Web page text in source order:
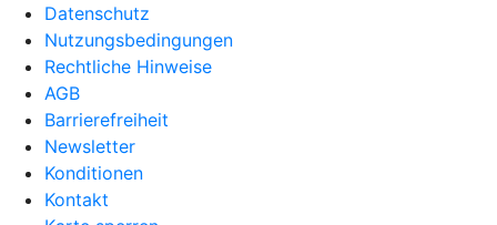
Datenschutz
Nutzungsbedingungen
Rechtliche Hinweise
AGB
Barrierefreiheit
Newsletter
Konditionen
Kontakt